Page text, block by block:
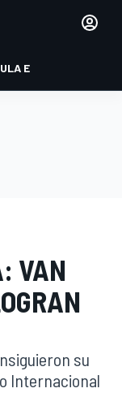
E
VAN
su
Internacional